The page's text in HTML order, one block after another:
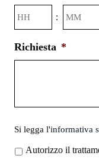
MM
slash
:
Ore Minuti
Richiesta *
Si
l'informativa
Si legga l'informativa
Autorizzo il